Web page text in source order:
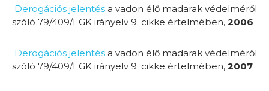
Derogációs jelentés a vadon élő madarak védelméről
szóló 79/409/EGK irányelv 9. cikke értelmében, 2006
Derogációs jelentés a vadon élő madarak védelméről
szóló 79/409/EGK irányelv 9. cikke értelmében, 2007